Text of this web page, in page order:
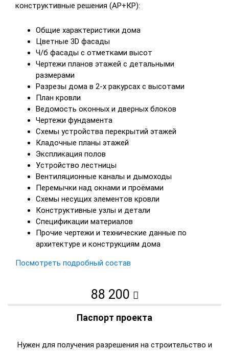
конструктивные решения (АР+КР):
Общие характеристики дома
Цветные 3D фасады
Ч/б фасады с отметками высот
Чертежи планов этажей с детальными
размерами
Разрезы дома в 2-х ракурсах с высотами
План кровли
Ведомость оконных и дверных блоков
Чертежи фундамента
Схемы устройства перекрытий этажей
Кладочные планы этажей
Экспликация полов
Устройство лестницы
Вентиляционные каналы и дымоходы
Перемычки над окнами и проёмами
Схемы несущих элементов кровли
Конструктивные узлы и детали
Спецификации материалов
Прочие чертежи и технические данные по
архитектуре и конструкциям дома
Посмотреть подробный состав
88 200
Паспорт проекта
Нужен для получения разрешения на строительство и